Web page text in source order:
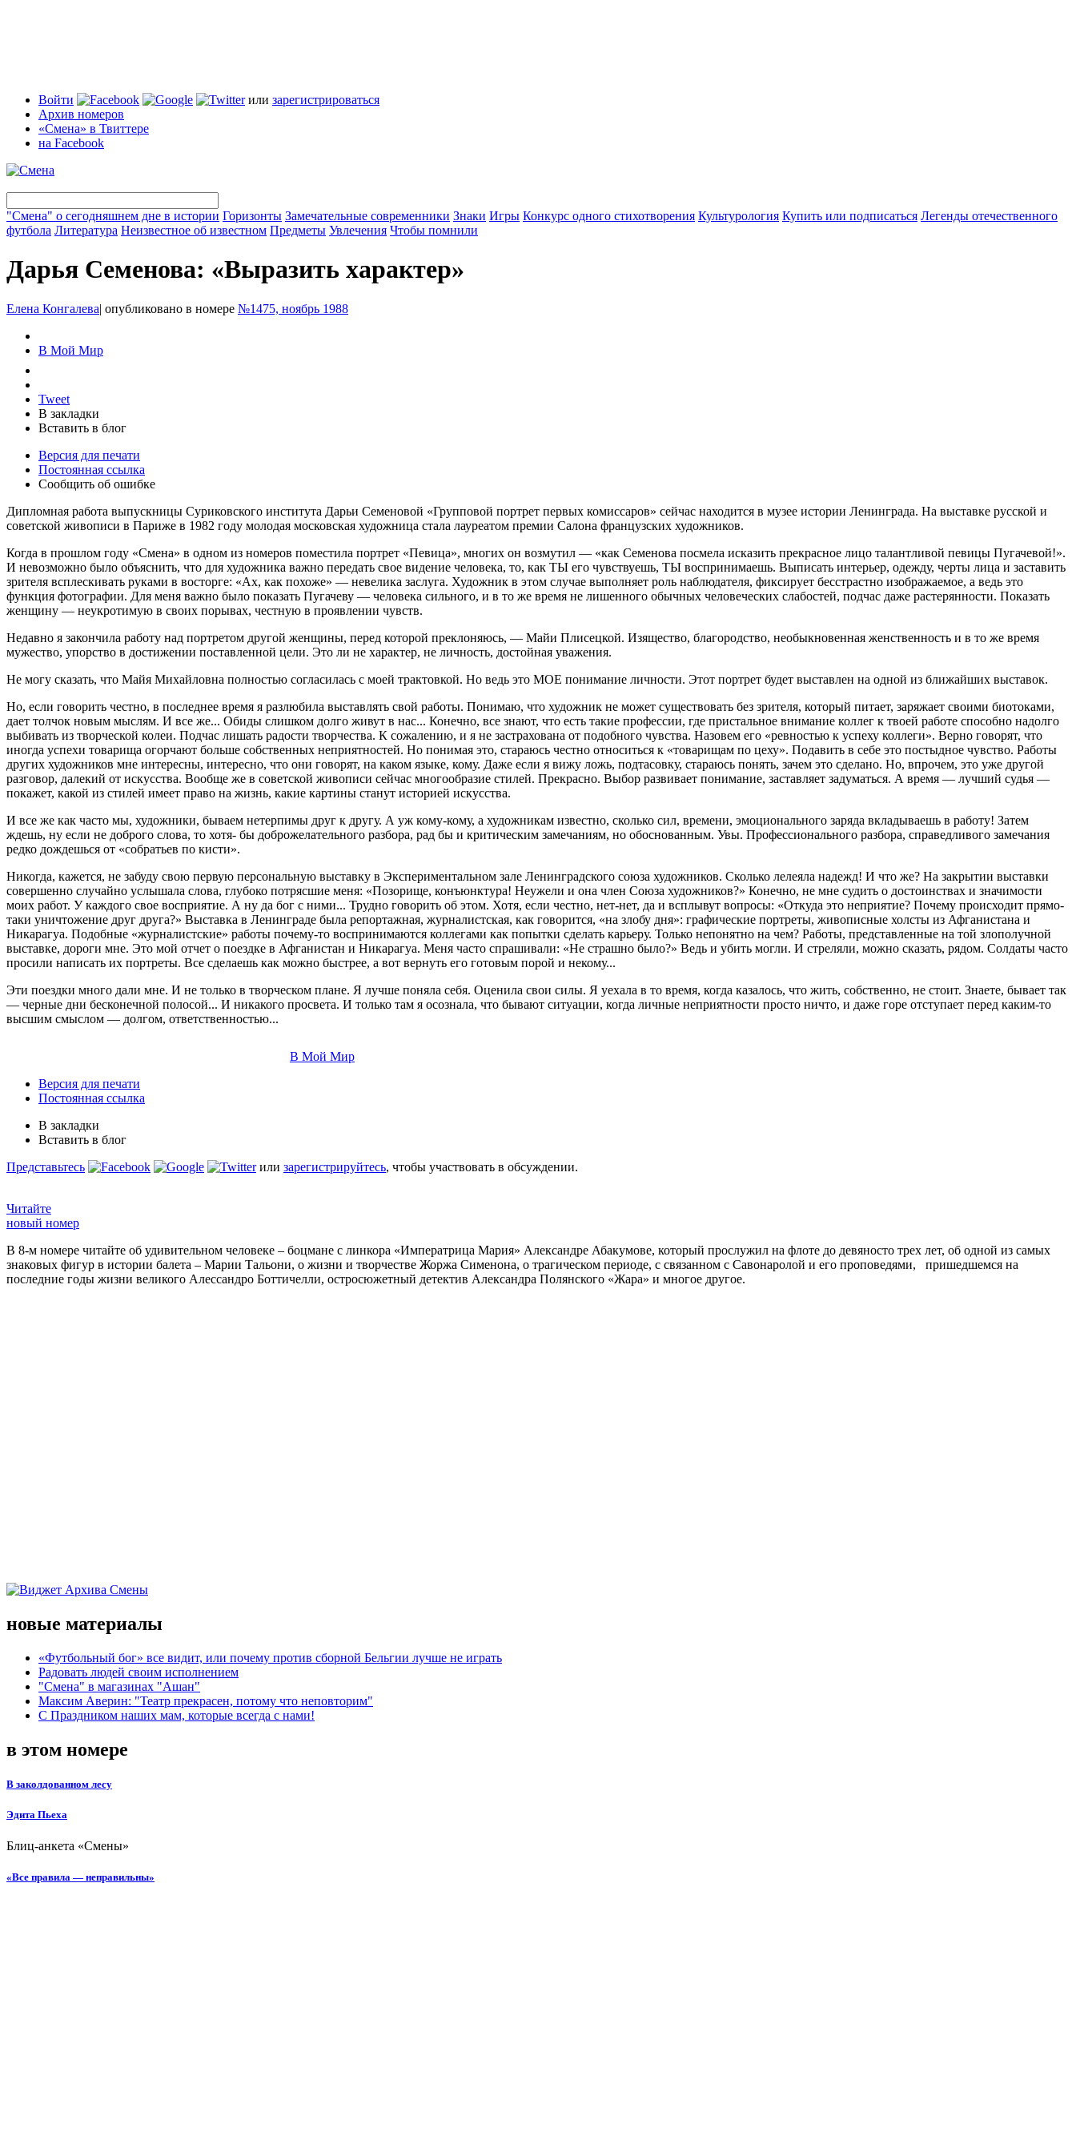
Войти или зарегистрироваться
Архив номеров
«Смена» в Твиттере
на Facebook
"Смена" о сегодняшнем дне в истории Горизонты Замечательные современники Знаки Игры Конкурс одного стихотворения Культурология Купить или подписаться Легенды отечественного
футбола Литература Неизвестное об известном Предметы Увлечения Чтобы помнили
Дарья Семенова: «Выразить характер»
Елена Конгалева| опубликовано в номере №1475, ноябрь 1988
В Мой Мир
Tweet
В закладки
Вставить в блог
Версия для печати
Постоянная ссылка
Сообщить об ошибке
Дипломная работа выпускницы Суриковского института Дарьи Семеновой «Групповой портрет первых комиссаров» сейчас находится в музее истории Ленинграда. На выставке русской и
советской живописи в Париже в 1982 году молодая московская художница стала лауреатом премии Салона французских художников.
Когда в прошлом году «Смена» в одном из номеров поместила портрет «Певица», многих он возмутил — «как Семенова посмела исказить прекрасное лицо талантливой певицы Пугачевой!».
И невозможно было объяснить, что для художника важно передать свое видение человека, то, как ТЫ его чувствуешь, ТЫ воспринимаешь. Выписать интерьер, одежду, черты лица и заставить
зрителя всплескивать руками в восторге: «Ах, как похоже» — невелика заслуга. Художник в этом случае выполняет роль наблюдателя, фиксирует бесстрастно изображаемое, а ведь это
функция фотографии. Для меня важно было показать Пугачеву — человека сильного, и в то же время не лишенного обычных человеческих слабостей, подчас даже растерянности. Показать
женщину — неукротимую в своих порывах, честную в проявлении чувств.
Недавно я закончила работу над портретом другой женщины, перед которой преклоняюсь, — Майи Плисецкой. Изящество, благородство, необыкновенная женственность и в то же время
мужество, упорство в достижении поставленной цели. Это ли не характер, не личность, достойная уважения.
Не могу сказать, что Майя Михайловна полностью согласилась с моей трактовкой. Но ведь это МОЕ понимание личности. Этот портрет будет выставлен на одной из ближайших выставок.
Но, если говорить честно, в последнее время я разлюбила выставлять свой работы. Понимаю, что художник не может существовать без зрителя, который питает, заряжает своими биотоками,
дает толчок новым мыслям. И все же... Обиды слишком долго живут в нас... Конечно, все знают, что есть такие профессии, где пристальное внимание коллег к твоей работе способно надолго
выбивать из творческой колеи. Подчас лишать радости творчества. К сожалению, и я не застрахована от подобного чувства. Назовем его «ревностью к успеху коллеги». Верно говорят, что
иногда успехи товарища огорчают больше собственных неприятностей. Но понимая это, стараюсь честно относиться к «товарищам по цеху». Подавить в себе это постыдное чувство. Работы
других художников мне интересны, интересно, что они говорят, на каком языке, кому. Даже если я вижу ложь, подтасовку, стараюсь понять, зачем это сделано. Но, впрочем, это уже другой
разговор, далекий от искусства. Вообще же в советской живописи сейчас многообразие стилей. Прекрасно. Выбор развивает понимание, заставляет задуматься. А время — лучший судья —
покажет, какой из стилей имеет право на жизнь, какие картины станут историей искусства.
И все же как часто мы, художники, бываем нетерпимы друг к другу. А уж кому-кому, а художникам известно, сколько сил, времени, эмоционального заряда вкладываешь в работу! Затем
ждешь, ну если не доброго слова, то хотя- бы доброжелательного разбора, рад бы и критическим замечаниям, но обоснованным. Увы. Профессионального разбора, справедливого замечания
редко дождешься от «собратьев по кисти».
Никогда, кажется, не забуду свою первую персональную выставку в Экспериментальном зале Ленинградского союза художников. Сколько лелеяла надежд! И что же? На закрытии выставки
совершенно случайно услышала слова, глубоко потрясшие меня: «Позорище, конъюнктура! Неужели и она член Союза художников?» Конечно, не мне судить о достоинствах и значимости
моих работ. У каждого свое восприятие. А ну да бог с ними... Трудно говорить об этом. Хотя, если честно, нет-нет, да и всплывут вопросы: «Откуда это неприятие? Почему происходит прямо-
таки уничтожение друг друга?» Выставка в Ленинграде была репортажная, журналистская, как говорится, «на злобу дня»: графические портреты, живописные холсты из Афганистана и
Никарагуа. Подобные «журналистские» работы почему-то воспринимаются коллегами как попытки сделать карьеру. Только непонятно на чем? Работы, представленные на той злополучной
выставке, дороги мне. Это мой отчет о поездке в Афганистан и Никарагуа. Меня часто спрашивали: «Не страшно было?» Ведь и убить могли. И стреляли, можно сказать, рядом. Солдаты часто
просили написать их портреты. Все сделаешь как можно быстрее, а вот вернуть его готовым порой и некому...
Эти поездки много дали мне. И не только в творческом плане. Я лучше поняла себя. Оценила свои силы. Я уехала в то время, когда казалось, что жить, собственно, не стоит. Знаете, бывает так
— черные дни бесконечной полосой... И никакого просвета. И только там я осознала, что бывают ситуации, когда личные неприятности просто ничто, и даже горе отступает перед каким-то
высшим смыслом — долгом, ответственностью...
В Мой Мир
Версия для печати
Постоянная ссылка
В закладки
Вставить в блог
Представьтесь
или зарегистрируйтесь, чтобы участвовать в обсуждении.
Читайте
новый номер
В 8-м номере читайте об удивительном человеке – боцмане с линкора «Императрица Мария» Александре Абакумове, который прослужил на флоте до девяносто трех лет, об одной из самых
знаковых фигур в истории балета – Марии Тальони, о жизни и творчестве Жоржа Сименона, о трагическом периоде, с связанном с Савонаролой и его проповедями, пришедшемся на
последние годы жизни великого Алессандро Боттичелли, остросюжетный детектив Александра Полянского «Жара» и многое другое.
новые материалы
«Футбольный бог» все видит, или почему против сборной Бельгии лучше не играть
Радовать людей своим исполнением
"Смена" в магазинах "Ашан"
Максим Аверин: "Театр прекрасен, потому что неповторим"
С Праздником наших мам, которые всегда с нами!
в этом номере
В заколдованном лесу
Эдита Пьеха
Блиц-анкета «Смены»
«Все правила — неправильны»